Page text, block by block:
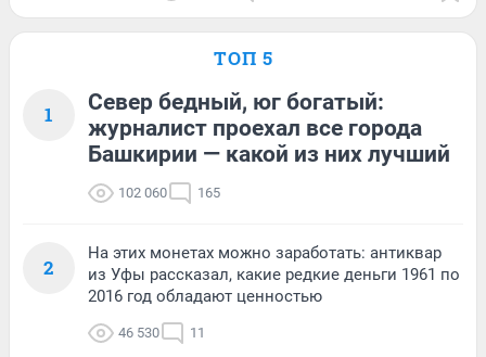
ТОП 5
1
Север бедный, юг богатый:
журналист проехал все города
Башкирии — какой из них лучший
102 060 165
2
На этих монетах можно заработать: антиквар
из Уфы рассказал, какие редкие деньги 1961 по
2016 год обладают ценностью
46 530 11